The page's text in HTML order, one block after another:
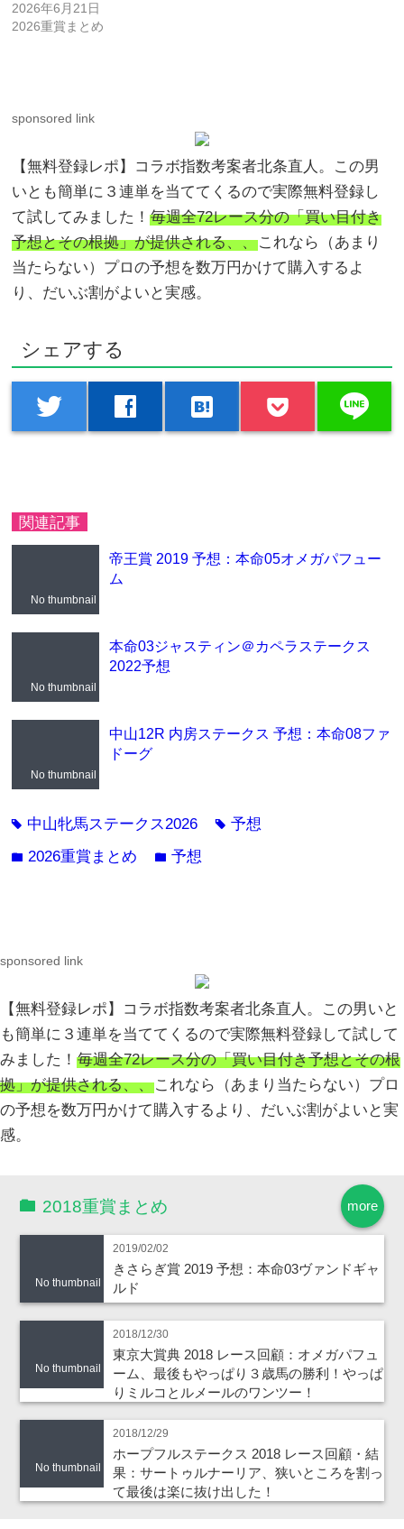
2026年6月21日
2026重賞まとめ
sponsored link
【無料登録レポ】コラボ指数考案者北条直人。この男
いとも簡単に３連単を当ててくるので実際無料登録し
て試してみました！毎週全72レース分の「買い目付き
予想とその根拠」が提供される、、これなら（あまり
当たらない）プロの予想を数万円かけて購入するよ
り、だいぶ割がよいと実感。
シェアする
twitter facebook hatenabookmark line
関連記事
No thumbnail
帝王賞 2019 予想：本命05オメガパフュー
ム
No thumbnail
本命03ジャスティン＠カペラステークス
2022予想
No thumbnail
中山12R 内房ステークス 予想：本命08ファ
ドーグ
tag 中山牝馬ステークス2026 tag予想
folder 2026重賞まとめ folder予想
sponsored link
【無料登録レポ】コラボ指数考案者北条直人。この男いと
も簡単に３連単を当ててくるので実際無料登録して試して
みました！ 毎週全72レース分の「買い目付き予想とその根
拠」が提供される、、これなら（あまり当たらない）プロ
の予想を数万円かけて購入するより、だいぶ割がよいと実
感。
more
2018重賞まとめ
No thumbnail
2019/02/02
きさらぎ賞 2019 予想：本命03ヴァンドギャ
ルド
No thumbnail
2018/12/30
東京大賞典 2018 レース回顧：オメガパフュ
ーム、最後もやっぱり３歳馬の勝利！やっぱ
りミルコとルメールのワンツー！
No thumbnail
2018/12/29
ホープフルステークス 2018 レース回顧・結
果：サートゥルナーリア、狭いところを割っ
て最後は楽に抜け出した！